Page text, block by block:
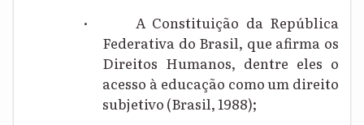
·
A Constituição da República
Federativa do Brasil, que afirma os
Direitos Humanos, dentre eles o
acesso à educação como um direito
subjetivo (Brasil, 1988);